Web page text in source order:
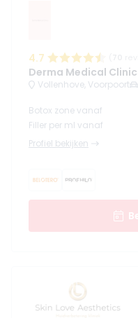
4.7
Derma Medical
Vollenhove, Voorpoort
Botox zone vanaf
Filler per ml vanaf
Profiel bekijken